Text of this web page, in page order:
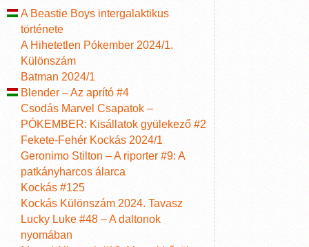
A Beastie Boys intergalaktikus
története
A Hihetetlen Pókember 2024/1.
Különszám
Batman 2024/1
Blender – Az aprító #4
Csodás Marvel Csapatok –
PÓKEMBER: Kisállatok gyülekező #2
Fekete-Fehér Kockás 2024/1
Geronimo Stilton – A riporter #9: A
patkányharcos álarca
Kockás #125
Kockás Különszám 2024. Tavasz
Lucky Luke #48 – A daltonok
nyomában